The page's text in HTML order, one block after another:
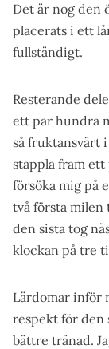
Det är nog den
placerats i ett
fullständigt.
Resterande
ett par hundra
så fruktansvärt
stappla fram
försöka mig på
två första milen
den sista tog
klockan på tre
Lärdomar inför
respekt för den
bättre tränad.